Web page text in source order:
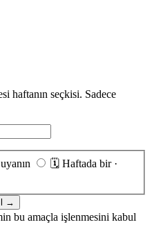
haftanın seçkisi. Sadece
🗓 Haftada bir ·
→
bu amaçla işlenmesini kabul